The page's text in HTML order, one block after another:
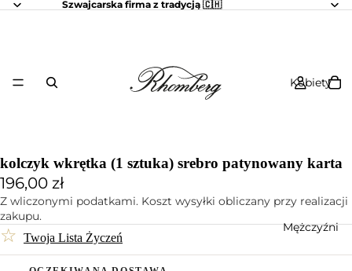
Szwajcarska firma z tradycją 🇨🇭
Kobiety
Mężczyźni
kolczyk wkrętka (1 sztuka) srebro patynowany karta
196,00 zł
Z wliczonymi podatkami. Koszt wysyłki obliczany przy realizacji
zakupu.
☆ Twoja Lista Życzeń